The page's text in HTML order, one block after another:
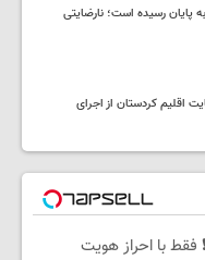
رسیده است؛ نارضایتی
اقلیم کردستان از اجرای